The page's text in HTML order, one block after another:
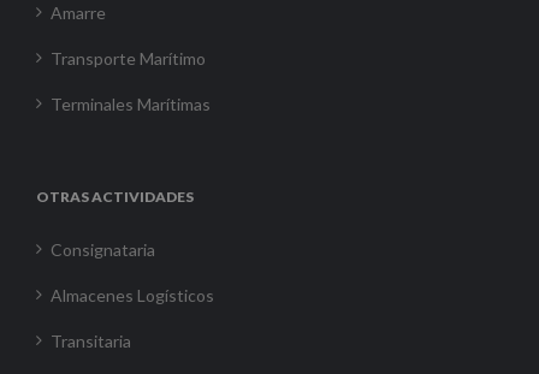
Amarre
Transporte Marítimo
Terminales Marítimas
OTRAS ACTIVIDADES
Consignataria
Almacenes Logísticos
Transitaria